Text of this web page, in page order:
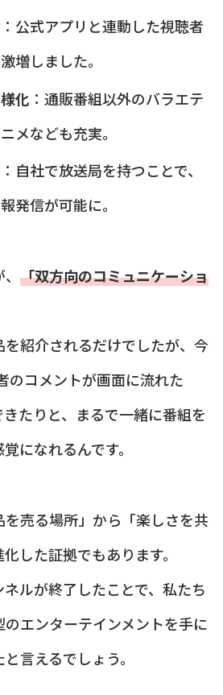
：公式アプリと連動した視聴者
増しました。
化 ：通販番組以外のバラエテ
メなども充実。
：自社で放送局を持つことで、
発信が可能に。
「双方向のコミュニケーショ
紹介されるだけでしたが、今
のコメントが画面に流れた
たりと、まるで一緒に番組を
になれるんです。
を売る場所」から「楽しさを共
した証拠でもあります。
ルが終了したことで、私たち
エンターテインメントを手に
言えるでしょう。